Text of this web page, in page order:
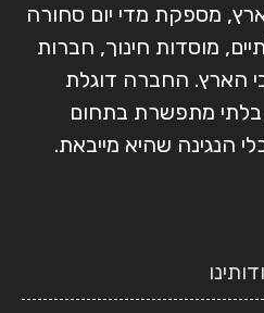
מספקת מדי יום סחורה
מוסדות חינוך, חברות
הארץ. החברה דוגלת
בלתי מתפשרת בתחום
הנגינה שהיא מייבאת.